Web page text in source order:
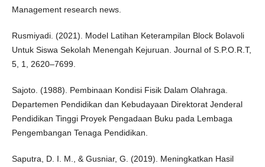
Management research news.
Rusmiyadi. (2021). Model Latihan Keterampilan Block Bolavoli
Untuk Siswa Sekolah Menengah Kejuruan. Journal of S.P.O.R.T,
5, 1, 2620–7699.
Sajoto. (1988). Pembinaan Kondisi Fisik Dalam Olahraga.
Departemen Pendidikan dan Kebudayaan Direktorat Jenderal
Pendidikan Tinggi Proyek Pengadaan Buku pada Lembaga
Pengembangan Tenaga Pendidikan.
Saputra, D. I. M., & Gusniar, G. (2019). Meningkatkan Hasil